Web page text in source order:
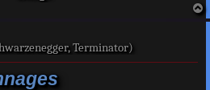
a
Terminator)